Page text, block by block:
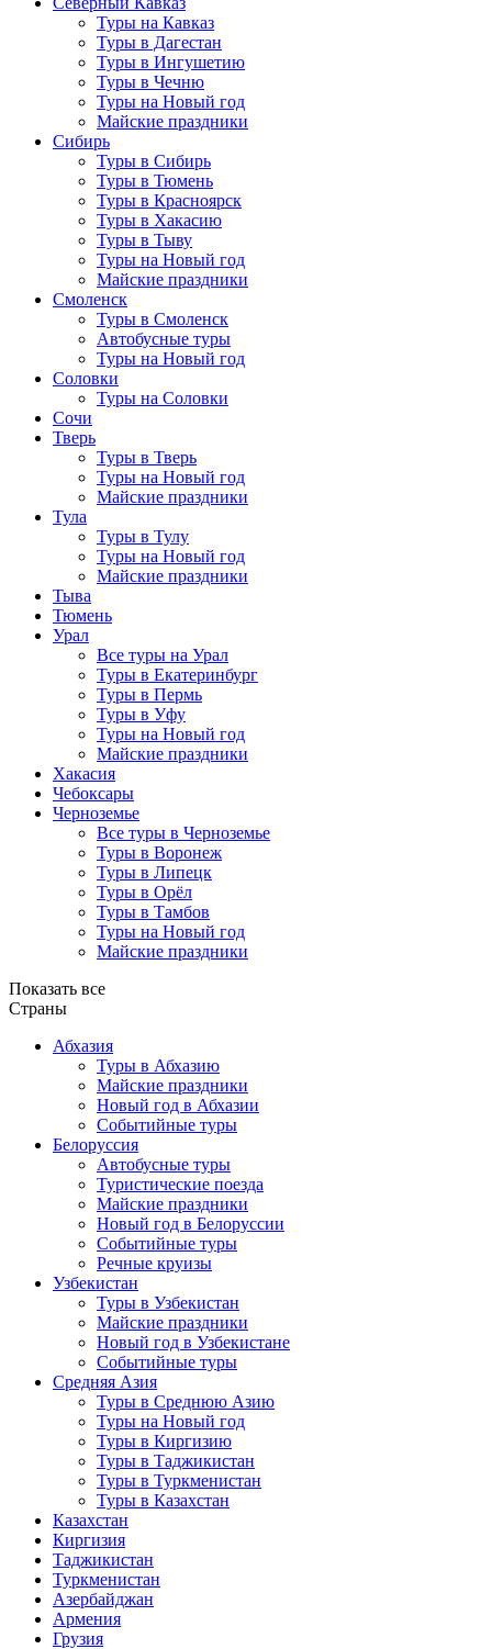
Туры на Кавказ
Туры в Дагестан
Туры в Ингушетию
Туры в Чечню
Туры на Новый год
Майские праздники
Сибирь
Туры в Сибирь
Туры в Тюмень
Туры в Красноярск
Туры в Хакасию
Туры в Тыву
Туры на Новый год
Майские праздники
Смоленск
Туры в Смоленск
Автобусные туры
Туры на Новый год
Соловки
Туры на Соловки
Сочи
Тверь
Туры в Тверь
Туры на Новый год
Майские праздники
Тула
Туры в Тулу
Туры на Новый год
Майские праздники
Тыва
Тюмень
Урал
Все туры на Урал
Туры в Екатеринбург
Туры в Пермь
Туры в Уфу
Туры на Новый год
Майские праздники
Хакасия
Чебоксары
Черноземье
Все туры в Черноземье
Туры в Воронеж
Туры в Липецк
Туры в Орёл
Туры в Тамбов
Туры на Новый год
Майские праздники
Показать все
Страны
Абхазия
Туры в Абхазию
Майские праздники
Новый год в Абхазии
Событийные туры
Белоруссия
Автобусные туры
Туристические поезда
Майские праздники
Новый год в Белоруссии
Событийные туры
Речные круизы
Узбекистан
Туры в Узбекистан
Майские праздники
Новый год в Узбекистане
Событийные туры
Средняя Азия
Туры в Среднюю Азию
Туры на Новый год
Туры в Киргизию
Туры в Таджикистан
Туры в Туркменистан
Туры в Казахстан
Казахстан
Киргизия
Таджикистан
Туркменистан
Азербайджан
Армения
Грузия